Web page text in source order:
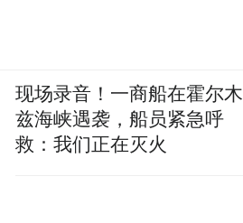
现场录音！一商船在霍尔木
兹海峡遇袭，船员紧急呼
救：我们正在灭火